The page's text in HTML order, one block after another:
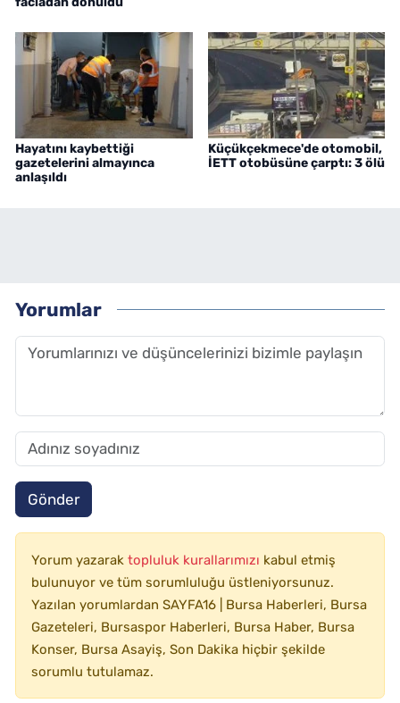
Hayatını kaybettiği
gazetelerini almayınca
anlaşıldı
Küçükçekmece'de otomobil,
İETT otobüsüne çarptı: 3 ölü
Yorumlar
Gönder
Yorum yazarak topluluk kurallarımızı kabul etmiş
bulunuyor ve tüm sorumluluğu üstleniyorsunuz.
Yazılan yorumlardan SAYFA16 | Bursa Haberleri, Bursa
Gazeteleri, Bursaspor Haberleri, Bursa Haber, Bursa
Konser, Bursa Asayiş, Son Dakika hiçbir şekilde
sorumlu tutulamaz.